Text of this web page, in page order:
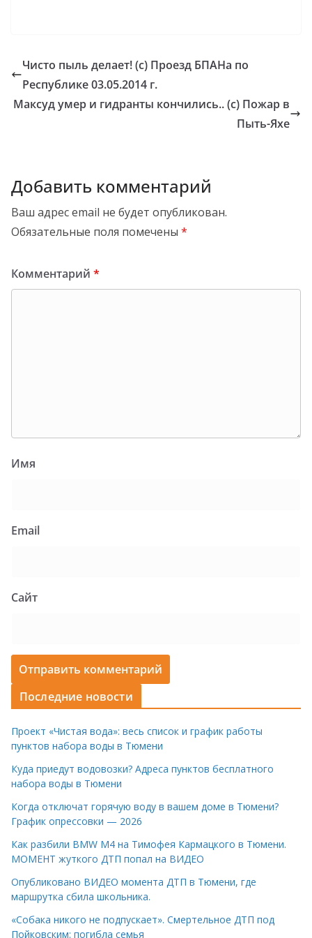
Чисто пыль делает! (с) Проезд БПАНа по
Республике 03.05.2014 г.
Максуд умер и гидранты кончились.. (с) Пожар в
Пыть-Яхе
Добавить комментарий
Ваш адрес email не будет опубликован.
Обязательные поля помечены *
Комментарий *
Имя
Email
Сайт
Последние новости
Проект «Чистая вода»: весь список и график работы
пунктов набора воды в Тюмени
Куда приедут водовозки? Адреса пунктов бесплатного
набора воды в Тюмени
Когда отключат горячую воду в вашем доме в Тюмени?
График опрессовки — 2026
Как разбили BMW M4 на Тимофея Кармацкого в Тюмени.
МОМЕНТ жуткого ДТП попал на ВИДЕО
Опубликовано ВИДЕО момента ДТП в Тюмени, где
маршрутка сбила школьника.
«Собака никого не подпускает». Смертельное ДТП под
Пойковским: погибла семья